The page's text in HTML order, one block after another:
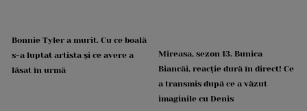
Bonnie Tyler a murit. Cu ce boală
s-a luptat artista și ce avere a
lăsat în urmă
Mireasa, sezon 13. Bunica
Biancăi, reacție dură în direct! Ce
a transmis după ce a văzut
imaginile cu Denis